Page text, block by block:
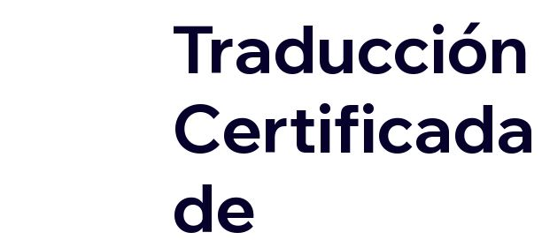
Traducción
Certificada
de